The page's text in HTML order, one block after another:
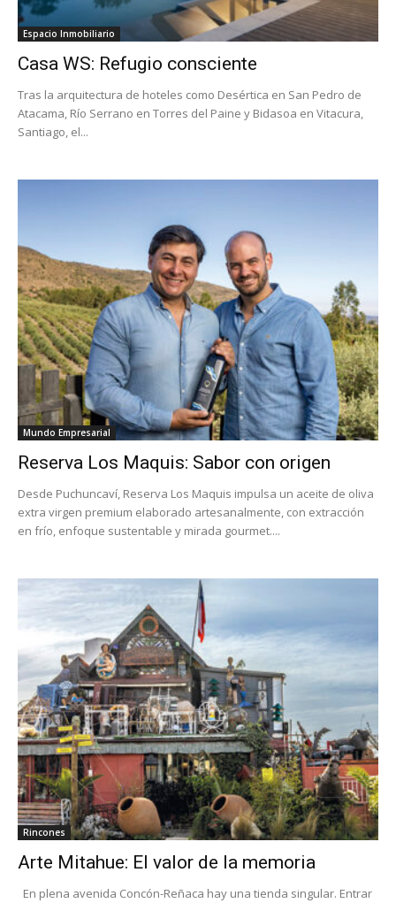
Espacio Inmobiliario
Casa WS: Refugio consciente
Tras la arquitectura de hoteles como Desértica en San Pedro de
Atacama, Río Serrano en Torres del Paine y Bidasoa en Vitacura,
Santiago, el...
Mundo Empresarial
Reserva Los Maquis: Sabor con origen
Desde Puchuncaví, Reserva Los Maquis impulsa un aceite de oliva
extra virgen premium elaborado artesanalmente, con extracción
en frío, enfoque sustentable y mirada gourmet....
Rincones
Arte Mitahue: El valor de la memoria
En plena avenida Concón-Reñaca hay una tienda singular. Entrar